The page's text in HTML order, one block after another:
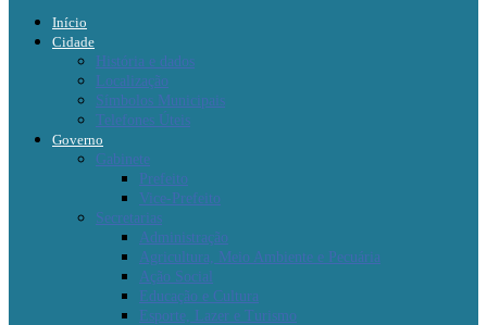
Início
Cidade
História e dados
Localização
Símbolos Municipais
Telefones Úteis
Governo
Gabinete
Prefeito
Vice-Prefeito
Secretarias
Administração
Agricultura, Meio Ambiente e Pecuária
Ação Social
Educação e Cultura
Esporte, Lazer e Turismo